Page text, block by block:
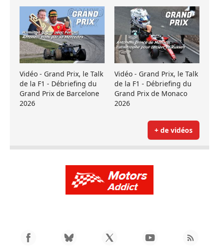
Vidéo - Grand Prix, le Talk
de la F1 - Débriefing du
Grand Prix de Barcelone
2026
Vidéo - Grand Prix, le Talk
de la F1 - Débriefing du
Grand Prix de Monaco
2026
+ de vidéos